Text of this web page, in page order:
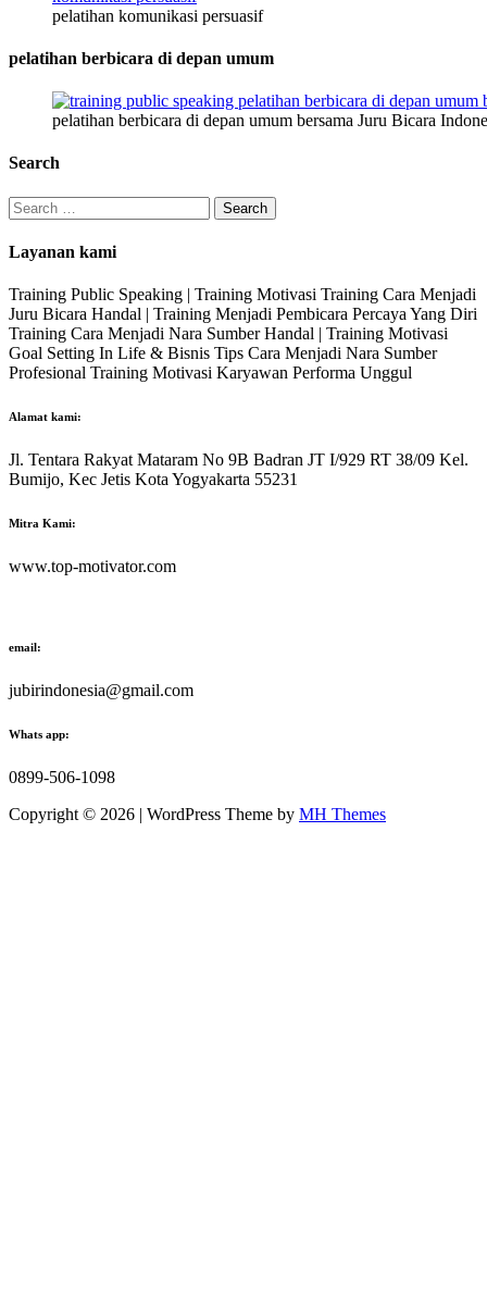
pelatihan komunikasi persuasif
pelatihan berbicara di depan umum
pelatihan berbicara di depan umum bersama Juru Bicara
Search
Search
for:
Layanan kami
Training Public Speaking | Training Motivasi Training Cara Menjadi
Juru Bicara Handal | Training Menjadi Pembicara Percaya Yang Diri
Training Cara Menjadi Nara Sumber Handal | Training Motivasi
Goal Setting In Life & Bisnis Tips Cara Menjadi Nara Sumber
Profesional Training Motivasi Karyawan Performa Unggul
Alamat kami:
Jl. Tentara Rakyat Mataram No 9B Badran JT I/929 RT 38/09 Kel.
Bumijo, Kec Jetis Kota Yogyakarta 55231
Mitra Kami:
www.top-motivator.com
email:
jubirindonesia@gmail.com
Whats app:
0899-506-1098
Copyright © 2026 | WordPress Theme by MH Themes